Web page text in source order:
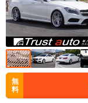
無
料